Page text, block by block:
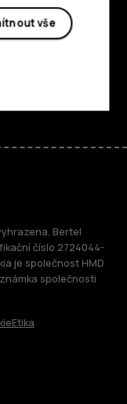
Bertel
číslo 2724044-
je společnost HMD
společnosti
Etika
vše